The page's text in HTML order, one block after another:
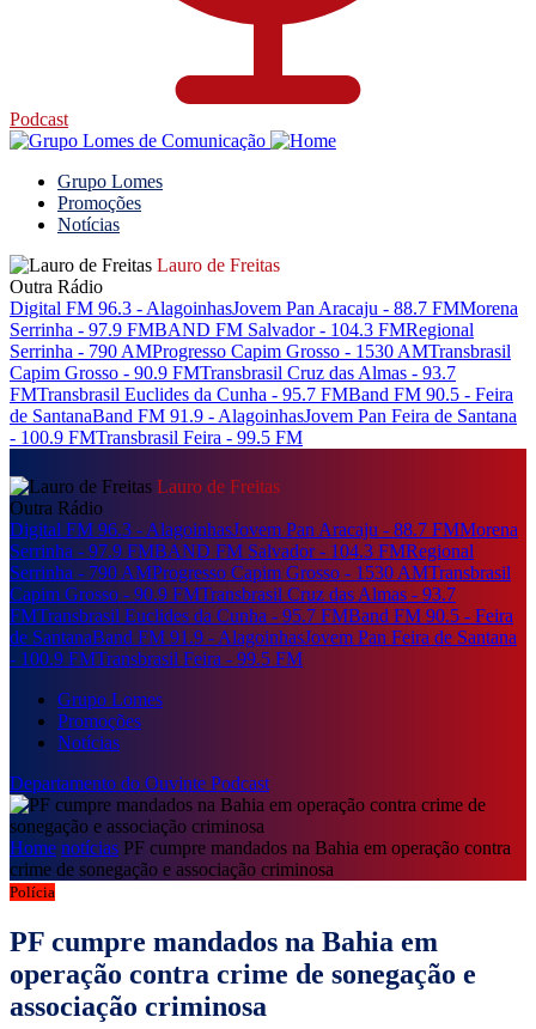
Podcast
Grupo Lomes
Promoções
Notícias
Lauro de Freitas
Outra Rádio
Digital FM 96.3 - AlagoinhasJovem Pan Aracaju - 88.7 FMMorena
Serrinha - 97.9 FMBAND FM Salvador - 104.3 FMRegional
Serrinha - 790 AMProgresso Capim Grosso - 1530 AMTransbrasil
Capim Grosso - 90.9 FMTransbrasil Cruz das Almas - 93.7
FMTransbrasil Euclides da Cunha - 95.7 FMBand FM 90.5 - Feira
de SantanaBand FM 91.9 - AlagoinhasJovem Pan Feira de Santana
- 100.9 FMTransbrasil Feira - 99.5 FM
Lauro de Freitas
Outra Rádio
Digital FM 96.3 - AlagoinhasJovem Pan Aracaju - 88.7 FMMorena
Serrinha - 97.9 FMBAND FM Salvador - 104.3 FMRegional
Serrinha - 790 AMProgresso Capim Grosso - 1530 AMTransbrasil
Capim Grosso - 90.9 FMTransbrasil Cruz das Almas - 93.7
FMTransbrasil Euclides da Cunha - 95.7 FMBand FM 90.5 - Feira
de SantanaBand FM 91.9 - AlagoinhasJovem Pan Feira de Santana
- 100.9 FMTransbrasil Feira - 99.5 FM
Grupo Lomes
Promoções
Notícias
Departamento do Ouvinte Podcast
Home notícias PF cumpre mandados na Bahia em operação contra
crime de sonegação e associação criminosa
Polícia
PF cumpre mandados na Bahia em
operação contra crime de sonegação e
associação criminosa